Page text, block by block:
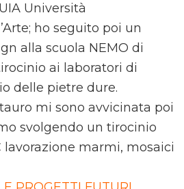
Università
ho seguito poi un
alla scuola NEMO di
ai laboratori di
delle pietre dure.
mi sono avvicinata poi
svolgendo un tirocinio
lavorazione marmi, mosaici